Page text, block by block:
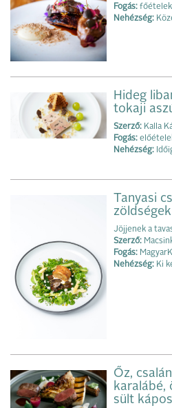
Fogás: főételek
Nehézség:
Hideg
tokaji
Szerző: Kalla
Fogás:
Nehézség:
Tanyasi
zöldségek
Jöjjenek a
Szerző:
Fogás:
Nehézség: Ki
Őz,
karalábé,
sült